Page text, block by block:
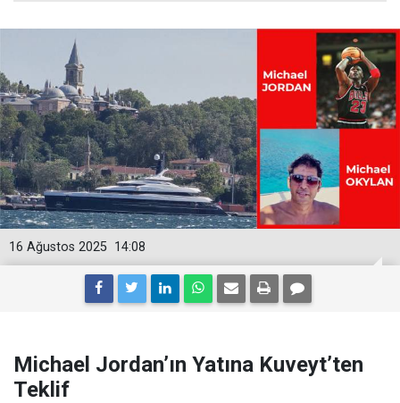
14:08
16 Ağustos 2025
Michael Jordan’ın Yatına Kuveyt’ten
Teklif